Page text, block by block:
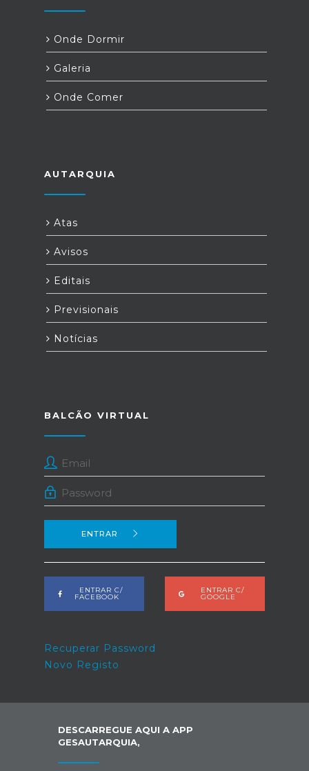
Onde Dormir
Galeria
Onde Comer
AUTARQUIA
Atas
Avisos
Editais
Previsionais
Notícias
BALCÃO VIRTUAL
ENTRAR
ENTRAR C/
FACEBOOK
ENTRAR C/
GOOGLE
Recuperar Password
Novo Registo
DESCARREGUE AQUI A APP
GESAUTARQUIA,